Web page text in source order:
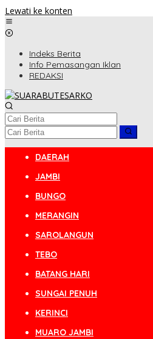
Lewati ke konten
Indeks Berita
Info Pemasangan Iklan
REDAKSI
DAERAH
JAMBI
BUNGO
MERANGIN
SAROLANGUN
TEBO
BATANG HARI
SUNGAI PENUH
KERINCI
MUARO JAMBI